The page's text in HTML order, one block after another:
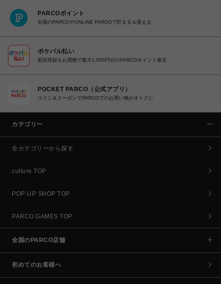
PARCOポイント
全国のPARCOやONLINE PARCOで貯まる＆使える
ポケパル払い
初回登録＆お買物で最大1,500円分のPARCOポイント進呈
POCKET PARCO（公式アプリ）
コイン＆クーポンでPARCOでのお買い物がオトクに
カテゴリー
全カテゴリーから探す
culture TOP
POP-UP SHOP TOP
PARCO GAMES TOP
全国のPARCO店舗
初めてのお客様へ